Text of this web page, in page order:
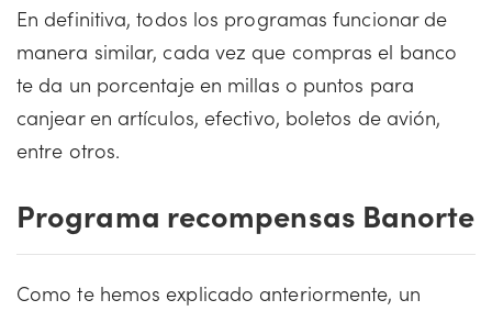
En definitiva, todos los programas funcionar de
manera similar, cada vez que compras el banco
te da un porcentaje en millas o puntos para
canjear en artículos, efectivo, boletos de avión,
entre otros.
Programa recompensas Banorte
Como te hemos explicado anteriormente, un